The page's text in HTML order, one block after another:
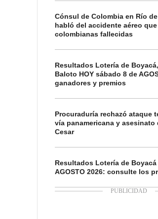
Cónsul de Colombia en Río
habló del accidente aéreo
colombianas fallecidas
Resultados Lotería de
Baloto HOY sábado 8 de
ganadores y premios
Procuraduría rechazó ataque
vía panamericana y asesinato
Cesar
Resultados Lotería de Boyacá
AGOSTO 2026: consulte los